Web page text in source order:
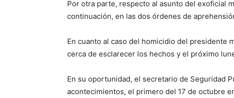
Por otra parte, respecto al asunto del exoficial
continuación, en las dos órdenes de
En cuanto al caso del homicidio del presidente
cerca de esclarecer los hechos y el próximo
En su oportunidad, el secretario de Seguridad
acontecimientos, el primero del 17 de octubre